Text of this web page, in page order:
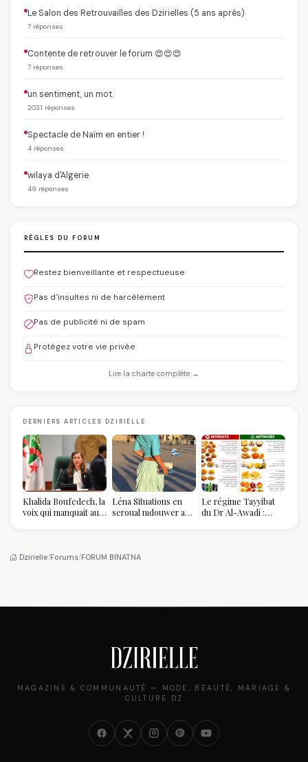
Le Salon des Retrouvailles des Dzirielles (5 ans après)
7 réponses
Contente de retrouver le forum 😍😍😍
7 réponses
un sentiment, un mot.
2031 réponses
Spectacle de Naïm en entier !
4 réponses
wilaya d'Algerie
49 réponses
RÈGLES DU FORUM
Restez bienveillante et respectueuse
Pas d'insultes ni de harcèlement
Pas de publicité ni de spam
Protégez votre vie privée
Lire la charte complète →
DERNIERS ARTICLES DZIRIELLE
Khalida Boufedech, la
voix qui manquait au
Léna Situations en
seroual mdouwer au
pièce mode de l'été
Le régime Tayyibat
du Dr Al-Awadi :
Dzirielle/Forums/FORUM BINATNA
MAGAZINE & COMMUNAUTÉ — MODE, BEAUTÉ, MARIAGE &
CULTURE DZ